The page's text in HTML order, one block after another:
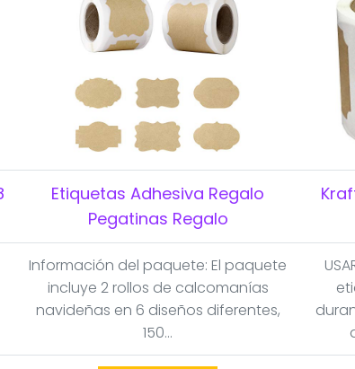
Etiquetas Adhesiva Regalo
Pegatinas Regalo
Información del paquete: El paquete
incluye 2 rollos de calcomanías
navideñas en 6 diseños diferentes,
150...